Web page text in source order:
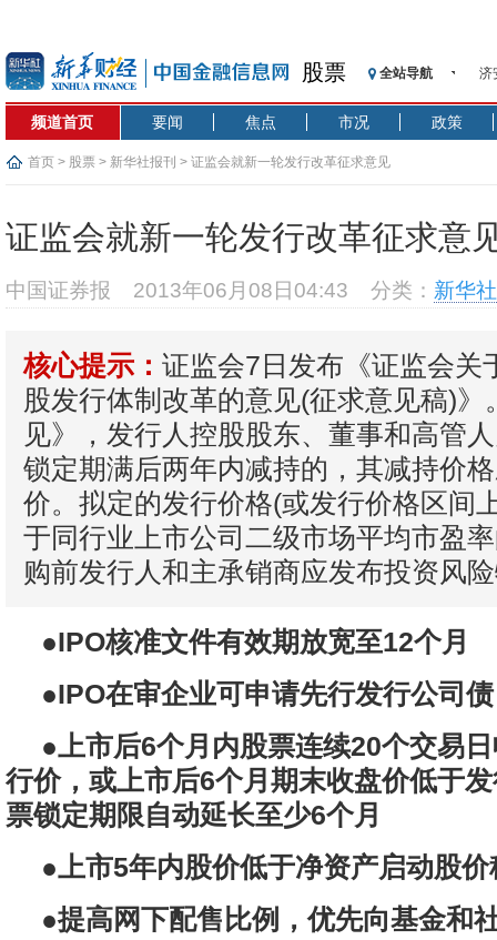
股票 全站导航
基
济
频道首页 要闻 焦点 市况 政策
首页 > 股票 > 新华社报刊 > 证监会就新一轮发行改革征求意见
证监会就新一轮发行改革征求意
中国证券报 2013年06月08日04:43 分类： 新华
核心提示： 证监会7日发布《证监会关
股发行体制改革的意见(征求意见稿)》
见》，发行人控股股东、董事和高管
锁定期满后两年内减持的，其减持价
价。拟定的发行价格(或发行价格区间
于同行业上市公司二级市场平均市盈
购前发行人和主承销商应发布投资风
●IPO核准文件有效期放宽至12个月
●IPO在审企业可申请先行发行公司债
●上市后6个月内股票连续20个交易
行价，或上市后6个月期末收盘价低于
票锁定期限自动延长至少6个月
●上市5年内股价低于净资产启动股
●提高网下配售比例，优先向基金和